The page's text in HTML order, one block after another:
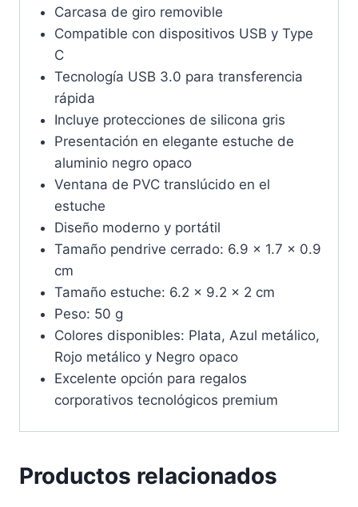
Carcasa de giro removible
Compatible con dispositivos USB y Type
C
Tecnología USB 3.0 para transferencia
rápida
Incluye protecciones de silicona gris
Presentación en elegante estuche de
aluminio negro opaco
Ventana de PVC translúcido en el
estuche
Diseño moderno y portátil
Tamaño pendrive cerrado: 6.9 x 1.7 x 0.9
cm
Tamaño estuche: 6.2 x 9.2 x 2 cm
Peso: 50 g
Colores disponibles: Plata, Azul metálico,
Rojo metálico y Negro opaco
Excelente opción para regalos
corporativos tecnológicos premium
Productos relacionados